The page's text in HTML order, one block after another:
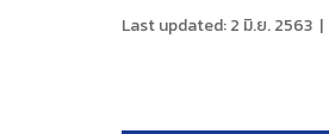
Last updated: 2 มิ.ย. 2563 |